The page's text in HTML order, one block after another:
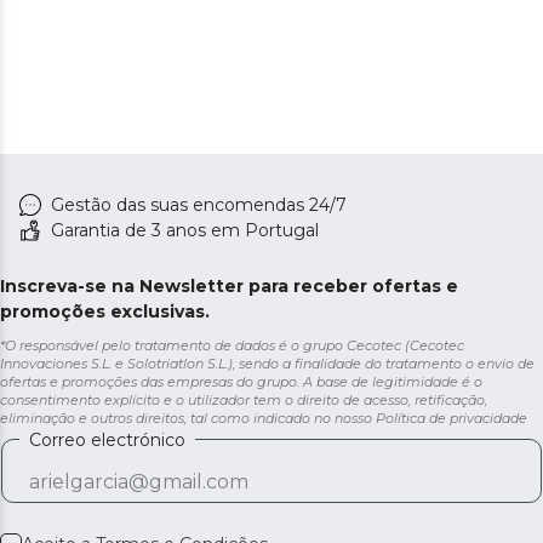
Gestão das suas encomendas 24/7
Garantia de 3 anos em Portugal
Inscreva-se na Newsletter para receber ofertas e
promoções exclusivas.
*O responsável pelo tratamento de dados é o grupo Cecotec (Cecotec
Innovaciones S.L. e Solotriatlon S.L.), sendo a finalidade do tratamento o envio de
ofertas e promoções das empresas do grupo. A base de legitimidade é o
consentimento explícito e o utilizador tem o direito de acesso, retificação,
eliminação e outros direitos, tal como indicado no nosso Política de privacidade
Correo electrónico